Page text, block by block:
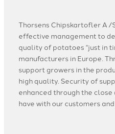
Thorsens Chipskartofler A /
effective management to
quality of potatoes “just in
manufacturers in Europe.
support growers in the
high quality. Security of
enhanced through the
have with our customers